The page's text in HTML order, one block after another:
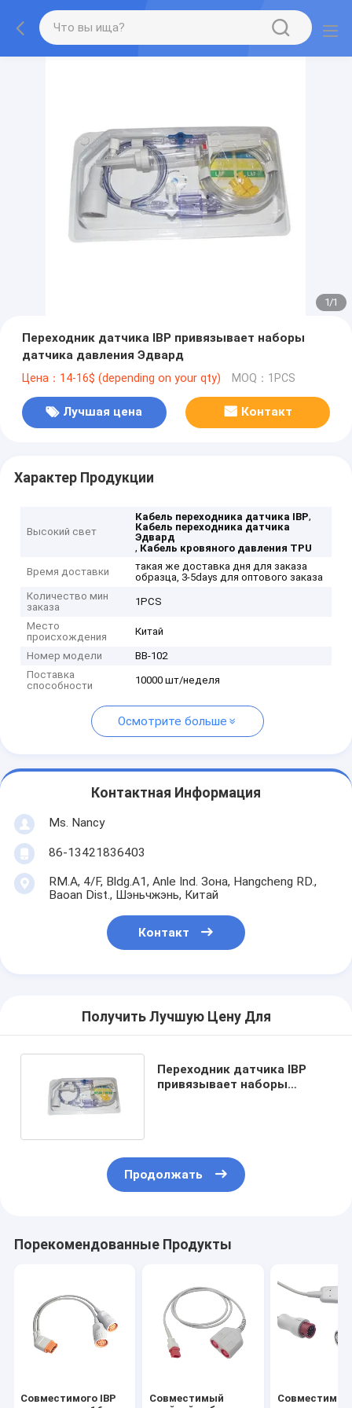
1/1
Переходник датчика IBP привязывает наборы
датчика давления Эдвард
Цена：14-16$ (depending on your qty) MOQ：1PCS
Лучшая цена Контакт
Характер Продукции
Высокий свет
Кабель переходника датчика IBP,
Кабель переходника датчика
Эдвард
, Кабель кровяного давления TPU
Время доставки
такая же доставка дня для заказа
образца, 3-5days для оптового заказа
Количество мин
заказа
1PCS
Место
происхождения
Китай
Номер модели
BB-102
Поставка
способности
10000 шт/неделя
Осмотрите больше
Контактная Информация
Ms. Nancy
86-13421836403
RM.A, 4/F, Bldg.A1, Anle Ind. Зона, Hangcheng RD.,
Baoan Dist., Шэньчжэнь, Китай
Контакт
Получить Лучшую Цену Для
Переходник датчика IBP
привязывает наборы
Продолжать
Порекомендованные Продукты
Совместимого IBP
Совместимый
Совместимые